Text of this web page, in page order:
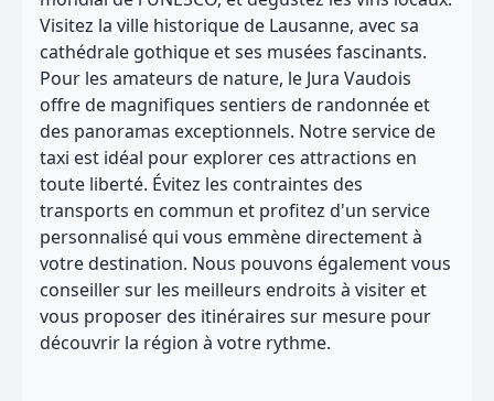
Visitez la ville historique de Lausanne, avec sa
cathédrale gothique et ses musées fascinants.
Pour les amateurs de nature, le Jura Vaudois
offre de magnifiques sentiers de randonnée et
des panoramas exceptionnels. Notre service de
taxi est idéal pour explorer ces attractions en
toute liberté. Évitez les contraintes des
transports en commun et profitez d'un service
personnalisé qui vous emmène directement à
votre destination. Nous pouvons également vous
conseiller sur les meilleurs endroits à visiter et
vous proposer des itinéraires sur mesure pour
découvrir la région à votre rythme.